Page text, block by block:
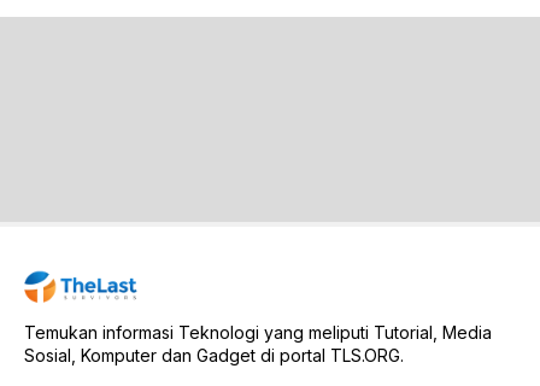
Temukan informasi Teknologi yang meliputi Tutorial, Media
Sosial, Komputer dan Gadget di portal TLS.ORG.